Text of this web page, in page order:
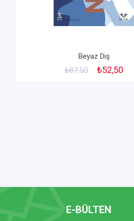
Beyaz Diş
₺87,50 ₺52,50
E-BÜLTEN